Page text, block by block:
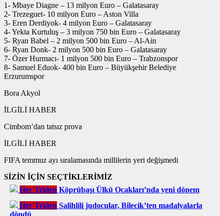
1- Mbaye Diagne – 13 milyon Euro – Galatasaray
2- Trezeguet- 10 milyon Euro – Aston Villa
3- Eren Derdiyok- 4 milyon Euro – Galatasaray
4- Yekta Kurtuluş – 3 milyon 750 bin Euro – Galatasaray
5- Ryan Babel – 2 milyon 500 bin Euro – Al-Ain
6- Ryan Donk- 2 milyon 500 bin Euro – Galatasaray
7- Özer Hurmacı- 1 milyon 500 bin Euro – Trabzonspor
8- Samuel Eduok- 400 bin Euro – Büyükşehir Belediye
Erzurumspor
Bora Akyol
İLGİLİ HABER
Cimbom’dan tatsız prova
İLGİLİ HABER
FIFA temmuz ayı sıralamasında millilerin yeri değişmedi
SİZİN İÇİN SEÇTİKLERİMİZ
Her Telden Köprübaşı Ülkü Ocakları’nda yeni dönem
Her Telden Salihlili judocular, Bilecik’ten madalyalarla
döndü